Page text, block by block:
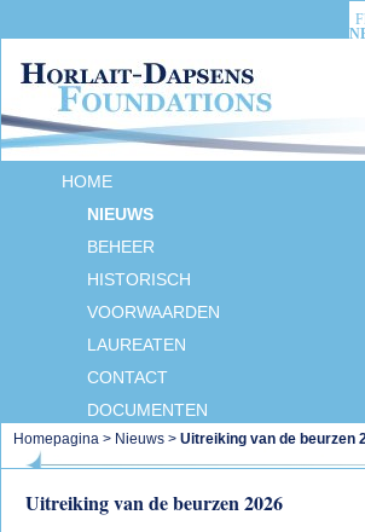
HOME
NIEUWS
BEHEER
HISTORISCH
VOORWAARDEN
LAUREATEN
CONTACT
DOCUMENTEN
Homepagina > Nieuws > Uitreiking van de beurzen
Uitreiking van de beurzen 2026